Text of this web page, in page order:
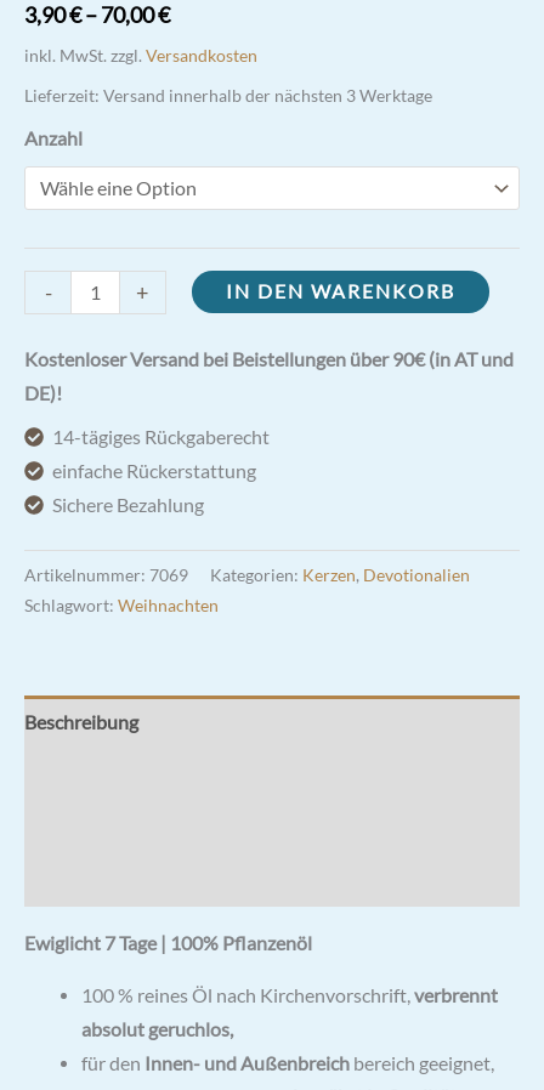
3,90€–70,00€
inkl. MwSt. zzgl. Versandkosten
Lieferzeit: Versand innerhalb der nächsten 3 Werktage
Anzahl
-
Ewiglicht
7
Tage
|
100%
Pflanzenöl
Menge
+ IN DEN WARENKORB
Kostenloser Versand bei Beistellungen über 90€ (in AT und
DE)!
14-tägiges Rückgaberecht
einfache Rückerstattung
Sichere Bezahlung
Artikelnummer: 7069 Kategorien: Kerzen, Devotionalien
Schlagwort: Weihnachten
Beschreibung
Ewiglicht 7 Tage | 100% Pflanzenöl
100 % reines Öl nach Kirchenvorschrift,verbrennt
absolut geruchlos,
für den Innen- und Außenbreichbereich geeignet,